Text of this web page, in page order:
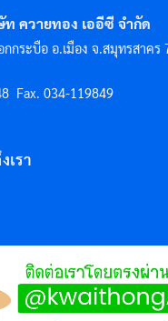
ควายทอง เออีซี จำกัด
กระบือ อ.เมือง จ.สมุทรสาคร
Fax. 034-119849
เรา